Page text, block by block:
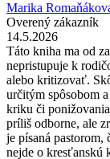
Marika
Overený zákazník
14.5.2026
Táto kniha ma od
nepristupuje k
alebo kritizovať.
určitým spôsobom
kriku či
príliš odborne, ale
je písaná
nejde o kresťanskú